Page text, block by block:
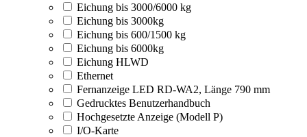
Eichung bis 3000/6000 kg
Eichung bis 3000kg
Eichung bis 600/1500 kg
Eichung bis 6000kg
Eichung HLWD
Ethernet
Fernanzeige LED RD-WA2, Länge 790 mm
Gedrucktes Benutzerhandbuch
Hochgesetzte Anzeige (Modell P)
I/O-Karte